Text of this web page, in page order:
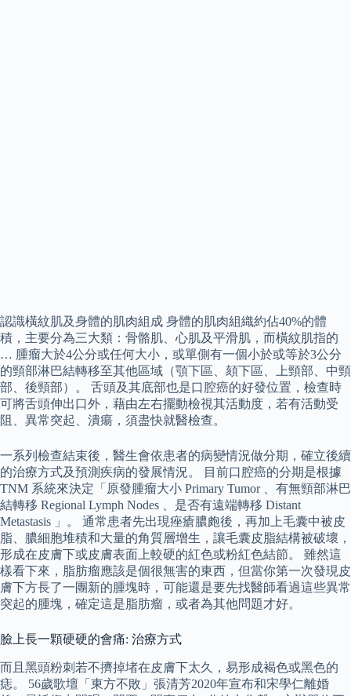
認識橫紋肌及身體的肌肉組成 身體的肌肉組織約佔40%的體
積，主要分為三大類：骨骼肌、心肌及平滑肌，而橫紋肌指的
… 腫瘤大於4公分或任何大小，或單側有一個小於或等於3公分
的頸部淋巴結轉移至其他區域（顎下區、頦下區、上頸部、中頸
部、後頸部）。 舌頭及其底部也是口腔癌的好發位置，檢查時
可將舌頭伸出口外，藉由左右擺動檢視其活動度，若有活動受
阻、異常突起、潰瘍，須盡快就醫檢查。
一系列檢查結束後，醫生會依患者的病變情況做分期，確立後續
的治療方式及預測疾病的發展情況。 目前口腔癌的分期是根據
TNM 系統來決定「原發腫瘤大小 Primary Tumor 、有無頸部淋巴
結轉移 Regional Lymph Nodes 、是否有遠端轉移 Distant
Metastasis 」。 通常患者先出現痤瘡膿皰後，再加上毛囊中被皮
脂、膿細胞堆積和大量的角質層增生，讓毛囊皮脂結構被破壞，
形成在皮膚下或皮膚表面上較硬的紅色或粉紅色結節。 雖然這
樣看下來，脂肪瘤應該是個很無害的東西，但當你第一次發現皮
膚下方長了一團新的腫塊時，可能還是要先找醫師看過這些異常
突起的腫塊，確定這是脂肪瘤，或者為其他問題才好。
臉上長一顆硬硬的會痛: 治療方式
而且黑頭粉刺若不擠掉堵在皮膚下太久，易形成褐色或黑色的
痣。 56歲歌壇「東方不敗」張清芳2020年宣布和宋學仁離婚